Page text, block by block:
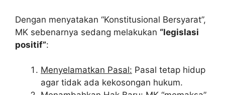
Dengan menyatakan “Konstitusional Bersyarat”,
MK sebenarnya sedang melakukan “legislasi
positif”:
Menyelamatkan Pasal: Pasal tetap hidup
agar tidak ada kekosongan hukum.